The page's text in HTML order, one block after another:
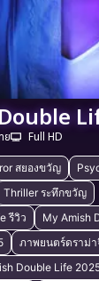
ย
Full HD
สยองขวัญ
Thriller ระทึกขวัญ
รีวิว
My Amish
ภาพยนตร์ดราม่
Double Life